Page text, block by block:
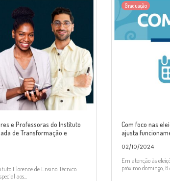
e Professoras do Instituto
de Transformação e
Florence de Ensino Técnico
aos...
Graduação
Com foco nas
ajusta
02/10/2024
Em atenção às
próximo domingo, 6